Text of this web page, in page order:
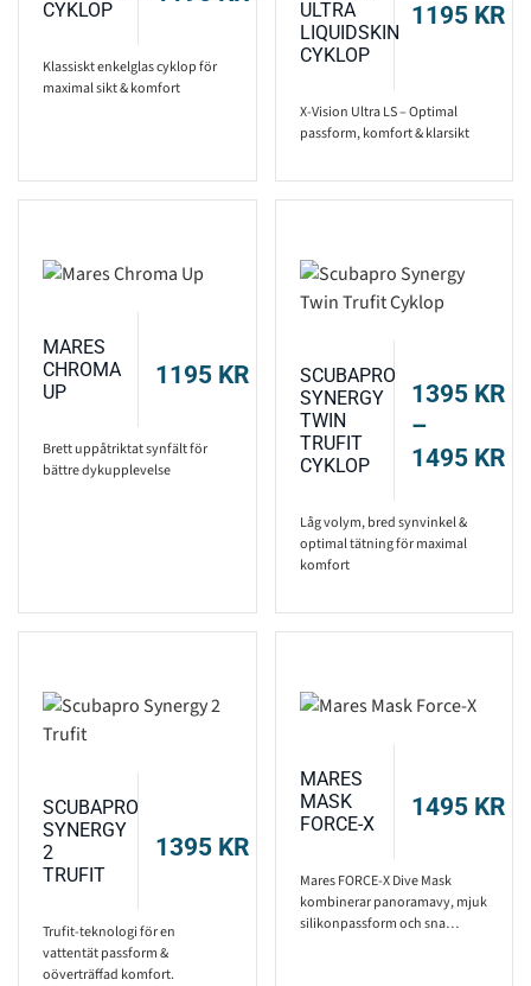
CYKLOP
Klassiskt enkelglas cyklop för
maximal sikt & komfort
ULTRA
LIQUIDSKIN
CYKLOP
1195 KR
X-Vision Ultra LS – Optimal
passform, komfort & klarsikt
MARES
CHROMA
UP
1195 KR
Brett uppåtriktat synfält för
bättre dykupplevelse
SCUBAPRO
SYNERGY
TWIN
TRUFIT
CYKLOP
1395 KR
–
1495 KR
Låg volym, bred synvinkel &
optimal tätning för maximal
komfort
SCUBAPRO
SYNERGY
2
TRUFIT
1395 KR
Trufit-teknologi för en
vattentät passform &
oöverträffad komfort.
MARES
MASK
FORCE-X
1495 KR
Mares FORCE-X Dive Mask
kombinerar panoramavy, mjuk
silikonpassform och sna…